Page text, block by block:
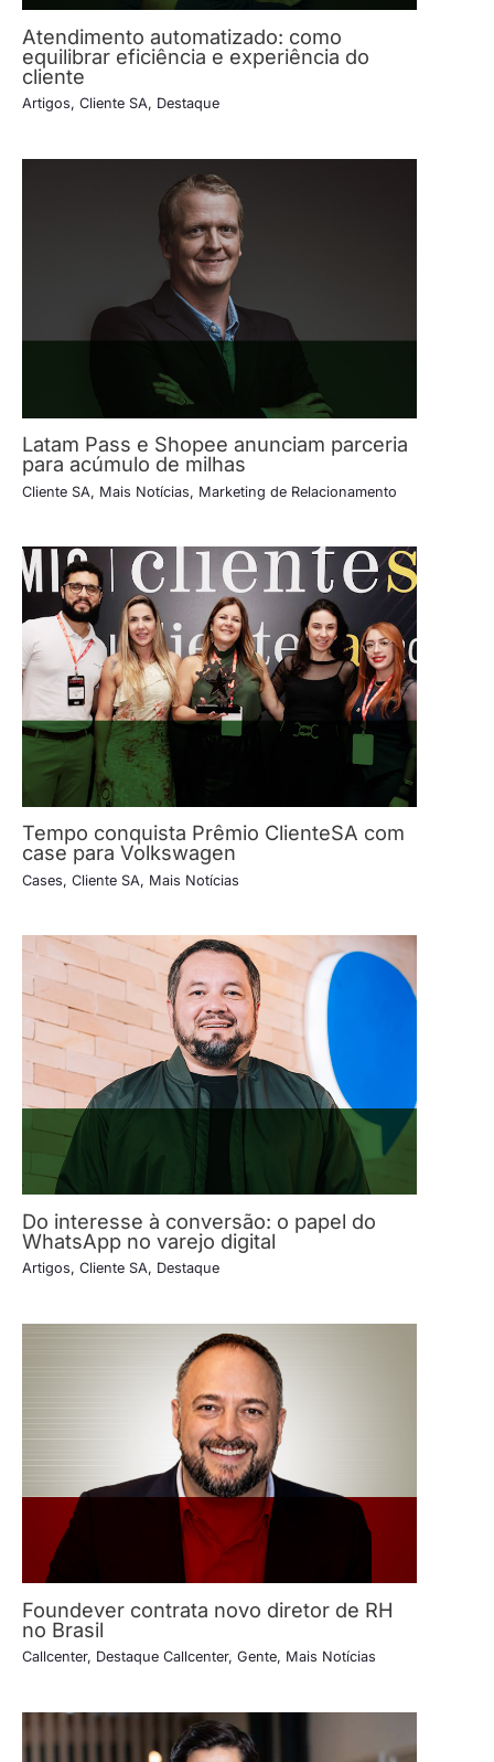
Atendimento automatizado: como
equilibrar eficiência e experiência do
cliente
Artigos, Cliente SA, Destaque
Latam Pass e Shopee anunciam parceria
para acúmulo de milhas
Cliente SA, Mais Notícias, Marketing de Relacionamento
Tempo conquista Prêmio ClienteSA com
case para Volkswagen
Cases, Cliente SA, Mais Notícias
Do interesse à conversão: o papel do
WhatsApp no varejo digital
Artigos, Cliente SA, Destaque
Foundever contrata novo diretor de RH
no Brasil
Callcenter, Destaque Callcenter, Gente, Mais Notícias